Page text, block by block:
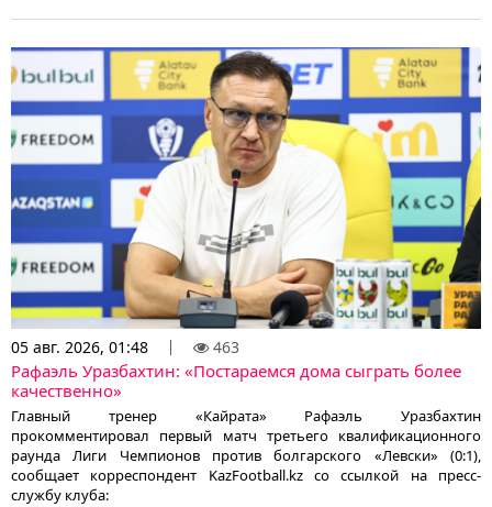
05 авг. 2026, 01:48 463
Рафаэль Уразбахтин: «Постараемся дома сыграть более
качественно»
Главный тренер «Кайрата» Рафаэль Уразбахтин
прокомментировал первый матч третьего квалификационного
раунда Лиги Чемпионов против болгарского «Левски» (0:1),
сообщает корреспондент KazFootball.kz со ссылкой на пресс-
службу клуба: